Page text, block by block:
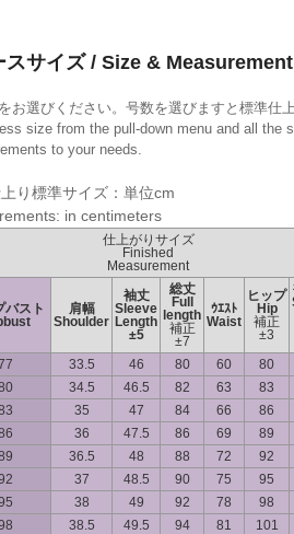
スサイズ / Size & Measurement
お選びください。号数を選びますと標準仕
size from the pull-down menu and all the
to your needs.
り標準サイズ：単位cm
in centimeters
仕上がりサイズ
Finished
Measurement
バスト
肩幅
Shoulder
袖丈
Sleeve
Length
±5
総丈
Full
length
補正
±7
ｳｴｽﾄ
Waist
ヒップ
Hip
補正
±3
33.5 46 80 60 80
34.5 46.5 82 63 83
35 47 84 66 86
36 47.5 86 69 89
36.5 48 88 72 92
37 48.5 90 75 95
38 49 92 78 98
38.5 49.5 94 81 101